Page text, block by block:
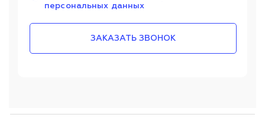
персональных данных
ЗАКАЗАТЬ ЗВОНОК